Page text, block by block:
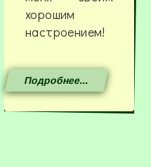
хорошим
настроением!
Подробнее...